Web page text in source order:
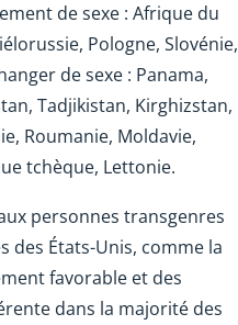
de sexe : Afrique du
Pologne, Slovénie,
de sexe : Panama,
Tadjikistan, Kirghizstan,
Roumanie, Moldavie,
tchèque, Lettonie.
personnes transgenres
des États-Unis, comme la
favorable et des
dans la majorité des